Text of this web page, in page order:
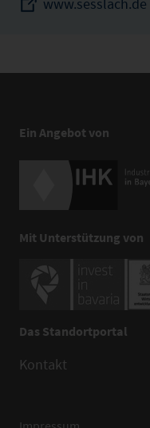
Ein Angebot von
Mit Unterstützung von
Das Standortportal
Kontakt